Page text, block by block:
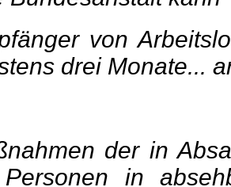
von
drei Monate...
der in
in